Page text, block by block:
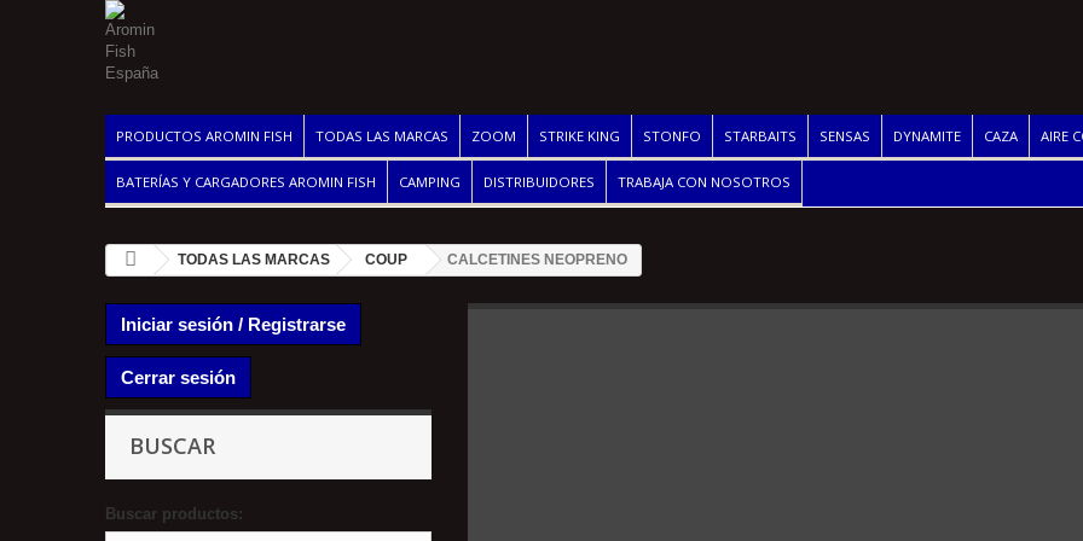
PRODUCTOS AROMIN FISH TODAS LAS MARCAS ZOOM STRIKE KING STONFO STARBAITS SENSAS DYNAMITE CAZA AIRE
BATERÍAS Y CARGADORES AROMIN FISH CAMPING DISTRIBUIDORES TRABAJA CON NOSOTROS
TODAS LAS MARCAS COUP CALCETINES NEOPRENO
Iniciar sesión / Registrarse
Cerrar sesión
BUSCAR
Buscar productos: